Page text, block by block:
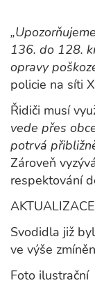
136. do 128.
opravy
policie na síti
Řidiči musí
vede přes
potrvá
Zároveň
respektování
Svodidla již
ve výše
Foto ilustrační